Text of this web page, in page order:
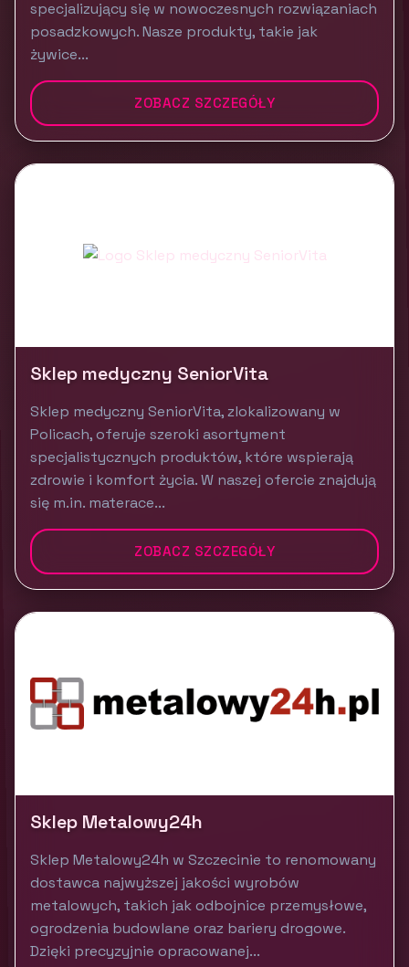
specjalizujący się w nowoczesnych rozwiązaniach
posadzkowych. Nasze produkty, takie jak
żywice...
ZOBACZ SZCZEGÓŁY
Sklep medyczny SeniorVita
Sklep medyczny SeniorVita, zlokalizowany w
Policach, oferuje szeroki asortyment
specjalistycznych produktów, które wspierają
zdrowie i komfort życia. W naszej ofercie znajdują
się m.in. materace...
ZOBACZ SZCZEGÓŁY
Sklep Metalowy24h
Sklep Metalowy24h w Szczecinie to renomowany
dostawca najwyższej jakości wyrobów
metalowych, takich jak odbojnice przemysłowe,
ogrodzenia budowlane oraz bariery drogowe.
Dzięki precyzyjnie opracowanej...